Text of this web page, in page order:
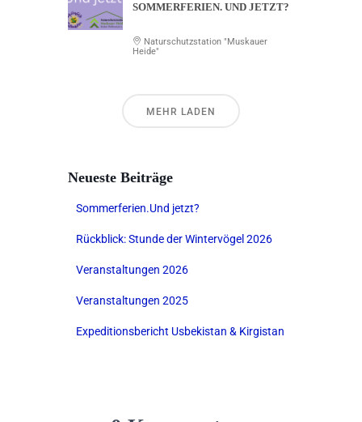
SOMMERFERIEN. UND JETZT?
Naturschutzstation "Muskauer
Heide"
MEHR LADEN
Neueste Beiträge
Sommerferien.Und jetzt?
Rückblick: Stunde der Wintervögel 2026
Veranstaltungen 2026
Veranstaltungen 2025
Expeditionsbericht Usbekistan & Kirgistan